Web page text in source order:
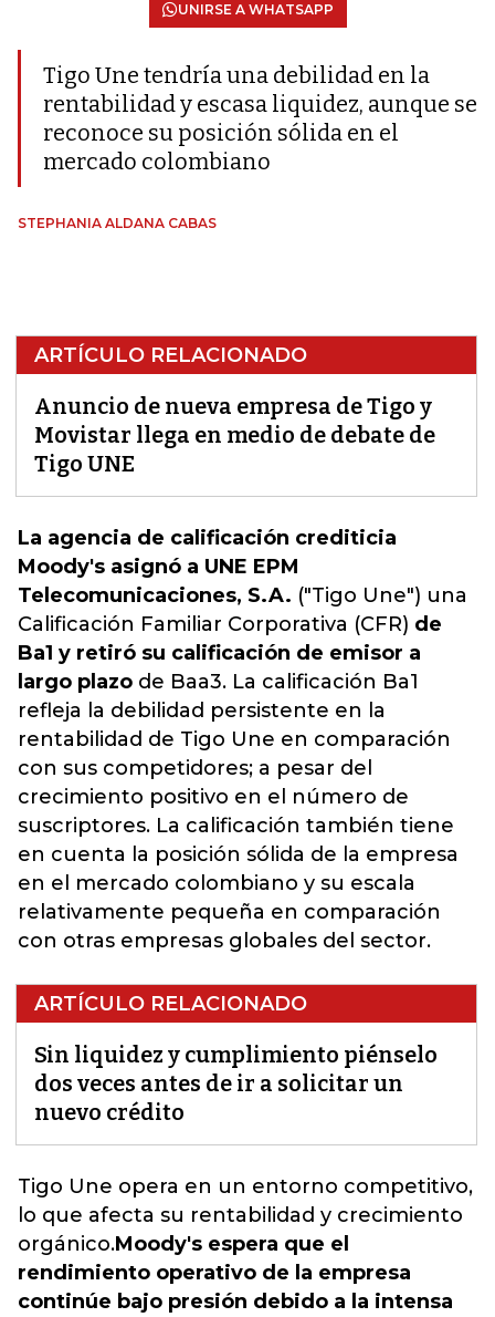
UNIRSE A WHATSAPP
Tigo Une tendría una debilidad en la
rentabilidad y escasa liquidez, aunque se
reconoce su posición sólida en el
mercado colombiano
STEPHANIA ALDANA CABAS
ARTÍCULO RELACIONADO
Anuncio de nueva empresa de Tigo y
Movistar llega en medio de debate de
Tigo UNE
La agencia de calificación crediticia
Moody's asignó a UNE EPM
Telecomunicaciones, S.A. ("Tigo Une") una
Calificación Familiar Corporativa (CFR) de
Ba1 y retiró su calificación de emisor a
largo plazo de Baa3. La calificación Ba1
refleja la debilidad persistente en la
rentabilidad de Tigo Une en comparación
con sus competidores; a pesar del
crecimiento positivo en el número de
suscriptores. La calificación también tiene
en cuenta la posición sólida de la empresa
en el mercado colombiano y su escala
relativamente pequeña en comparación
con otras empresas globales del sector.
ARTÍCULO RELACIONADO
Sin liquidez y cumplimiento piénselo
dos veces antes de ir a solicitar un
nuevo crédito
Tigo Une opera en un entorno competitivo,
lo que afecta su rentabilidad y crecimiento
orgánico.Moody's espera que el
rendimiento operativo de la empresa
continúe bajo presión debido a la intensa